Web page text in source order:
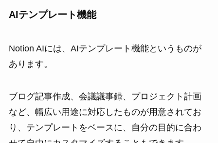
AIテンプレート機能
Notion AIには、AIテンプレート機能というものが
あります。
ブログ記事作成、会議議事録、プロジェクト計画
など、幅広い用途に対応したものが用意されてお
り、テンプレートをベースに、自分の目的に合わ